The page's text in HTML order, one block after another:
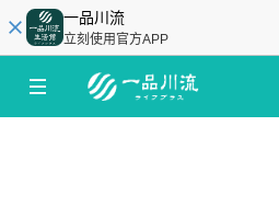
一品川流
立刻使用官方APP